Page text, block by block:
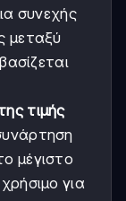
συνεχής
μεταξύ
τιμής
μέγιστο
για